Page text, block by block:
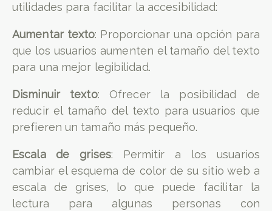
utilidades para facilitar la accesibilidad:
Aumentar texto: Proporcionar una opción para
que los usuarios aumenten el tamaño del texto
para una mejor legibilidad.
Disminuir texto: Ofrecer la posibilidad de
reducir el tamaño del texto para usuarios que
prefieren un tamaño más pequeño.
Escala de grises: Permitir a los usuarios
cambiar el esquema de color de su sitio web a
escala de grises, lo que puede facilitar la
lectura para algunas personas con